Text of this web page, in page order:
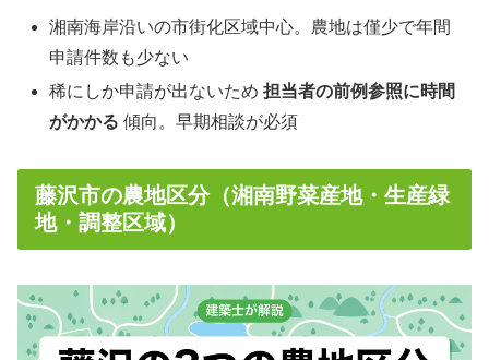
湘南海岸沿いの市街化区域中心。農地は僅少で年間
申請件数も少ない
稀にしか申請が出ないため担当者の前例参照に時間
がかかる 傾向。早期相談が必須
藤沢市の農地区分（湘南野菜産地・生産緑
地・調整区域）